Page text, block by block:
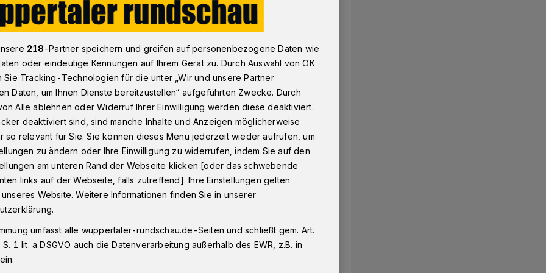
Battles
13 Uhr
die Battles
Zlata, Ferdinando, Sebastian, Mark,
Ganz einfach: Diese zehn jungen
sich beim Vorausscheid des
für die Battles qualifiziert.
218-Partner speichern und greifen auf personenbezogene Daten wie
oder eindeutige Kennungen auf Ihrem Gerät zu. Durch Auswahl von OK
Sie Tracking-Technologien für die unter „Wir und unsere Partner
Daten, um Ihnen Dienste bereitzustellen“ aufgeführten Zwecke. Durch
Alle ablehnen oder Widerruf Ihrer Einwilligung werden diese deaktiviert.
deaktiviert sind, sind manche Inhalte und Anzeigen möglicherweise
so relevant für Sie. Sie können dieses Menü jederzeit wieder aufrufen, um
zu ändern oder Ihre Einwilligung zu widerrufen, indem Sie auf den
am unteren Rand der Webseite klicken [oder das schwebende
links auf der Webseite, falls zutreffend]. Ihre Einstellungen gelten
Website. Weitere Informationen finden Sie in unserer
umfasst alle wuppertaler-rundschau.de-Seiten und schließt gem. Art.
1 lit. a DSGVO auch die Datenverarbeitung außerhalb des EWR, z.B. in